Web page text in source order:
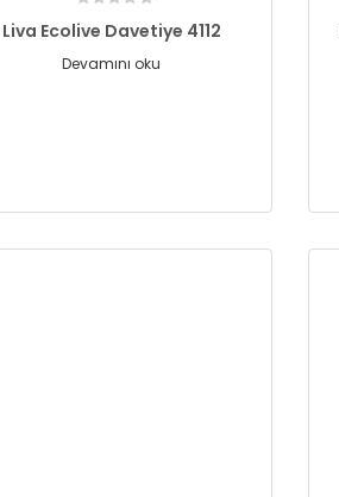
Liva Ecolive Davetiye 4112
Devamını oku